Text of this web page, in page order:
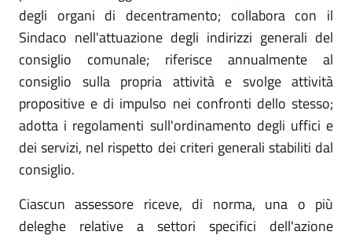
degli organi di decentramento; collabora con il
Sindaco nell'attuazione degli indirizzi generali del
consiglio comunale; riferisce annualmente al
consiglio sulla propria attività e svolge attività
propositive e di impulso nei confronti dello stesso;
adotta i regolamenti sull'ordinamento degli uffici e
dei servizi, nel rispetto dei criteri generali stabiliti dal
consiglio.
Ciascun assessore riceve, di norma, una o più
deleghe relative a settori specifici dell'azione